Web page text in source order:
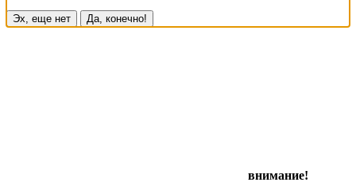
Эх, еще нет Да, конечно!
внимание!